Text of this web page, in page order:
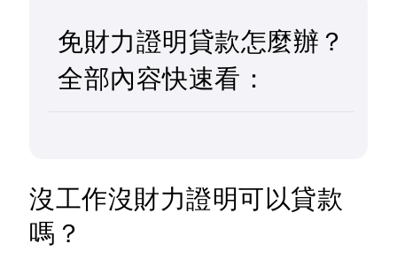
免財力證明貸款怎麼辦？
全部內容快速看：
沒工作沒財力證明可以貸款
嗎？